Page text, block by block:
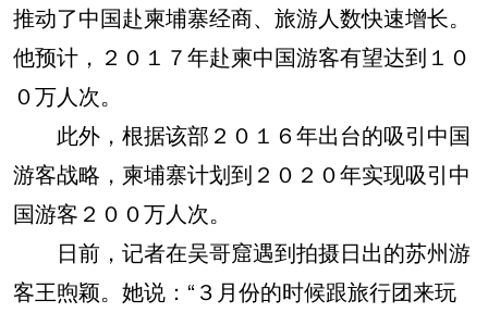
推动了中国赴柬埔寨经商、旅游人数快速增长。
他预计，２０１７年赴柬中国游客有望达到１０
０万人次。
此外，根据该部２０１６年出台的吸引中国
游客战略，柬埔寨计划到２０２０年实现吸引中
国游客２００万人次。
日前，记者在吴哥窟遇到拍摄日出的苏州游
客王煦颖。她说：“３月份的时候跟旅行团来玩